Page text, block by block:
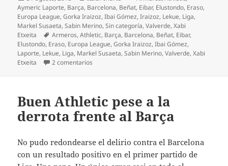
el
Aymeric Laporte, Barça, Barcelona, Beñat, Eibar, Elustondo, Eraso,
Europa League,Gorka Iraizoz,Ibai Gómez,Iraizoz, Lekue, Liga,
Markel Susaeta,Sabin Merino,Sin categoría,Valverde,Xabi
Etxeita
Etiquetas
Armeros,Athletic, Barça, Barcelona, Beñat, Eibar,
Elustondo, Eraso, Europa League,Gorka Iraizoz,Ibai Gómez,
Laporte, Lekue, Liga, Markel Susaeta,Sabin Merino,Valverde,Xabi
Etxeita
2 comentarios
Buen Athletic pese a la
derrota frente al Barça
No pudo redondearse el delirio contra el Barcelona
con un resultado positivo en el primer partido de